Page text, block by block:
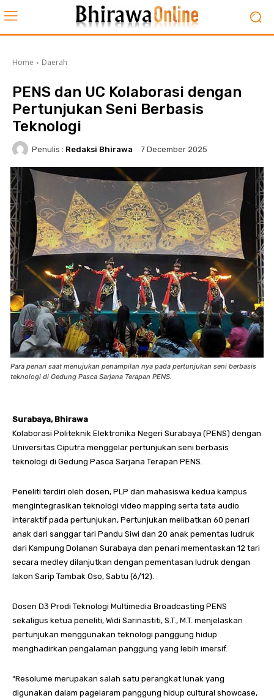
Home Daerah
PENS dan UC Kolaborasi dengan
Pertunjukan Seni Berbasis
Teknologi
Penulis : Redaksi Bhirawa 7 December 2025
Para penari saat menujukan penampilan nya pada pertunjukan seni berbasis
teknologi di Gedung Pasca Sarjana Terapan PENS.
Surabaya, Bhirawa
Kolaborasi Politeknik Elektronika Negeri Surabaya (PENS) dengan
Universitas Ciputra menggelar pertunjukan seni berbasis
teknologi di Gedung Pasca Sarjana Terapan PENS.
Peneliti terdiri oleh dosen, PLP dan mahasiswa kedua kampus
mengintegrasikan teknologi video mapping serta tata audio
interaktif pada pertunjukan, Pertunjukan melibatkan 60 penari
anak dari sanggar tari Pandu Siwi dan 20 anak pementas ludruk
dari Kampung Dolanan Surabaya dan penari mementaskan 12 tari
secara medley dilanjutkan dengan pementasan ludruk dengan
lakon Sarip Tambak Oso, Sabtu (6/12).
Dosen D3 Prodi Teknologi Multimedia Broadcasting PENS
sekaligus ketua peneliti, Widi Sarinastiti, S.T., M.T. menjelaskan
pertunjukan menggunakan teknologi panggung hidup
menghadirkan pengalaman panggung yang lebih imersif.
“Resolume merupakan salah satu perangkat lunak yang
digunakan dalam pagelaram panggung hidup cultural showcase,